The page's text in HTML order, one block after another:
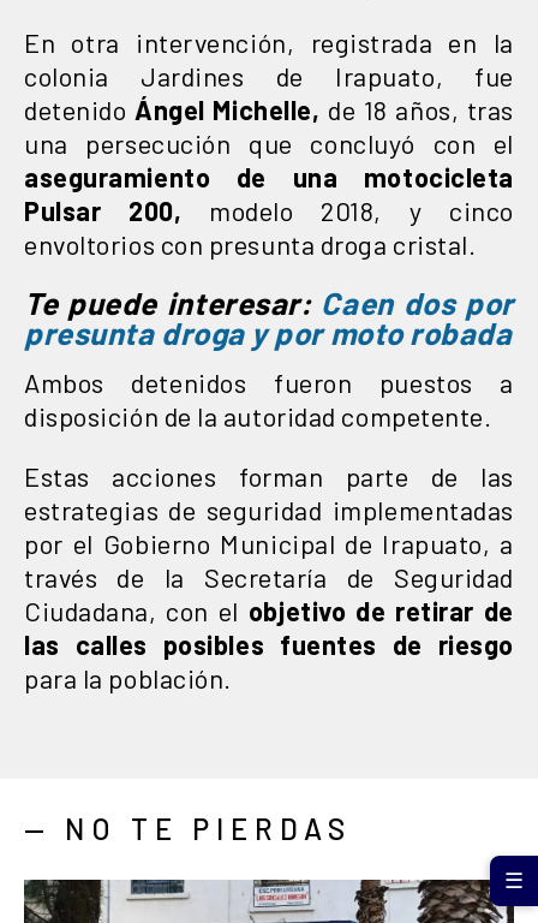
En otra intervención, registrada en la
colonia Jardines de Irapuato, fue
detenido Ángel Michelle, de 18 años, tras
una persecución que concluyó con el
aseguramiento de una motocicleta
Pulsar 200, modelo 2018, y cinco
envoltorios con presunta droga cristal.
Te puede interesar: Caen dos por
presunta droga y por moto robada
Ambos detenidos fueron puestos a
disposición de la autoridad competente.
Estas acciones forman parte de las
estrategias de seguridad implementadas
por el Gobierno Municipal de Irapuato, a
través de la Secretaría de Seguridad
Ciudadana, con el objetivo de retirar de
las calles posibles fuentes de riesgo
para la población.
— NO TE PIERDAS
☰